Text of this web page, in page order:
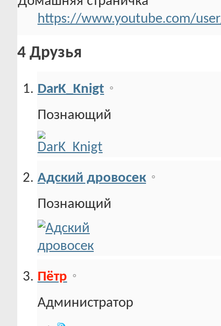
https://www.youtube.com/
4 Друзья
DarK_Knigt
Познающий
Адский дровосек
Познающий
Пётр
Администратор